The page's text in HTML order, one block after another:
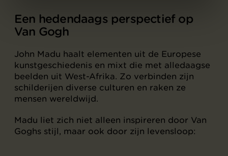
Een hedendaags perspectief op
Van Gogh
John Madu haalt elementen uit de Europese
kunstgeschiedenis en mixt die met alledaagse
beelden uit West-Afrika. Zo verbinden zijn
schilderijen diverse culturen en raken ze
mensen wereldwijd.
Madu liet zich niet alleen inspireren door Van
Goghs stijl, maar ook door zijn levensloop: